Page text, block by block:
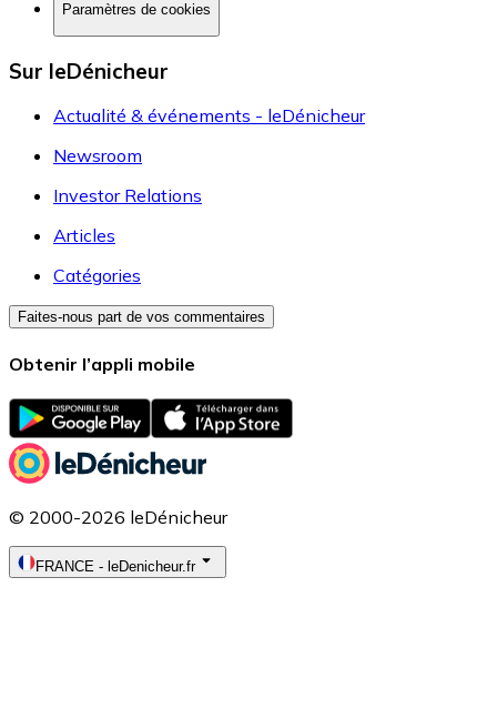
Paramètres de cookies
Sur leDénicheur
Actualité & événements - leDénicheur
Newsroom
Investor Relations
Articles
Catégories
Faites-nous part de vos commentaires
Obtenir l’appli mobile
© 2000-2026 leDénicheur
FRANCE - leDenicheur.fr